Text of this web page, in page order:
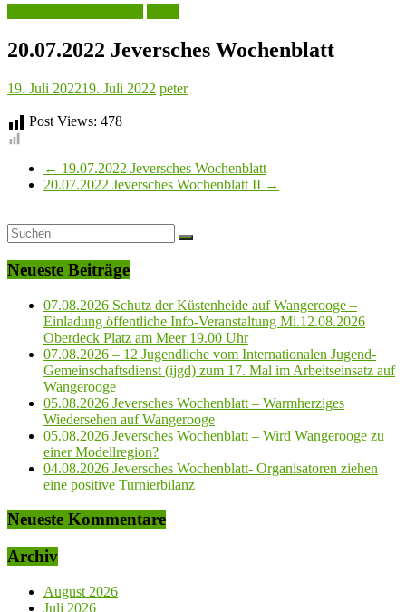
20.07.2022 Jeversches Wochenblatt
19. Juli 202219. Juli 2022 peter
Post Views: 478
← 19.07.2022 Jeversches Wochenblatt
20.07.2022 Jeversches Wochenblatt II →
Neueste Beiträge
07.08.2026 Schutz der Küstenheide auf Wangerooge –
Einladung öffentliche Info-Veranstaltung Mi.12.08.2026
Oberdeck Platz am Meer 19.00 Uhr
07.08.2026 – 12 Jugendliche vom Internationalen Jugend-
Gemeinschaftsdienst (ijgd) zum 17. Mal im Arbeitseinsatz auf
Wangerooge
05.08.2026 Jeversches Wochenblatt – Warmherziges
Wiedersehen auf Wangerooge
05.08.2026 Jeversches Wochenblatt – Wird Wangerooge zu
einer Modellregion?
04.08.2026 Jeversches Wochenblatt- Organisatoren ziehen
eine positive Turnierbilanz
Neueste Kommentare
Archiv
August 2026
Juli 2026